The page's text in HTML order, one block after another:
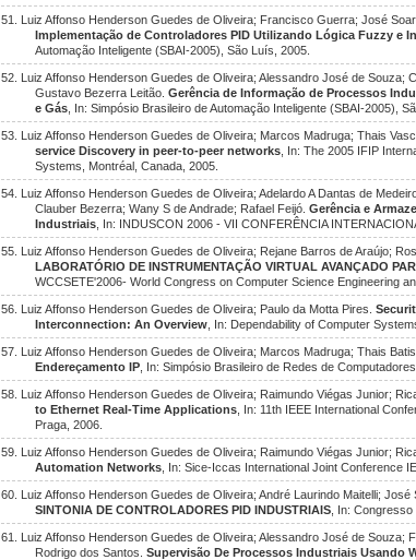
51. Luiz Affonso Henderson Guedes de Oliveira; Francisco Guerra; José
Implementação de Controladores PID Utilizando Lógica Fuzzy e
Automação Inteligente (SBAI-2005), São Luís, 2005.
52. Luiz Affonso Henderson Guedes de Oliveira; Alessandro José de Souza;
Gustavo Bezerra Leitão.Gerência de Informação de Processos
e Gás , In: Simpósio Brasileiro de Automação Inteligente (SBAI-2005),
53. Luiz Affonso Henderson Guedes de Oliveira; Marcos Madruga; Thais
service Discovery in peer-to-peer networks , In: The 2005 IFIP
Systems, Montréal, Canada, 2005.
54. Luiz Affonso Henderson Guedes de Oliveira; Adelardo A Dantas de
Clauber Bezerra; Wany S de Andrade; Rafael Feijó.Gerência e
Industriais , In: INDUSCON 2006 - VII CONFERÊNCIA
55. Luiz Affonso Henderson Guedes de Oliveira; Rejane Barros de Araújo;
LABORATÓRIO DE INSTRUMENTAÇÃO VIRTUAL AVANÇADO
WCCSETE'2006- World Congress on Computer Science Engineering
56. Luiz Affonso Henderson Guedes de Oliveira; Paulo da Motta Pires.
Interconnection: An Overview , In: Dependability of Computer
57. Luiz Affonso Henderson Guedes de Oliveira; Marcos Madruga; Thais
Endereçamento IP , In: Simpósio Brasileiro de Redes de
58. Luiz Affonso Henderson Guedes de Oliveira; Raimundo Viégas Junior;
to Ethernet Real-Time Applications , In: 11th IEEE International
Praga, 2006.
59. Luiz Affonso Henderson Guedes de Oliveira; Raimundo Viégas Junior;
Automation Networks , In: Sice-Iccas International Joint Conference
60. Luiz Affonso Henderson Guedes de Oliveira; André Laurindo Maitelli;
SINTONIA DE CONTROLADORES PID INDUSTRIAIS , In:
61. Luiz Affonso Henderson Guedes de Oliveira; Alessandro José de Souza;
Rodrigo dos Santos.Supervisão De Processos Industriais Usando